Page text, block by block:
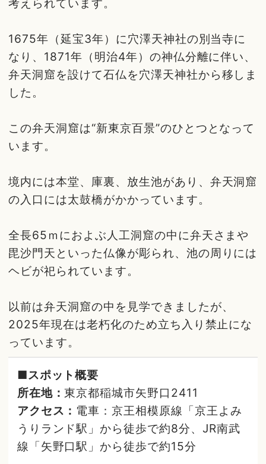
考えられています。
1675年（延宝3年）に穴澤天神社の別当寺に
なり、1871年（明治4年）の神仏分離に伴い、
弁天洞窟を設けて石仏を穴澤天神社から移しま
した。
この弁天洞窟は“新東京百景”のひとつとなって
います。
境内には本堂、庫裏、放生池があり、弁天洞窟
の入口には太鼓橋がかかっています。
全長65ｍにおよぶ人工洞窟の中に弁天さまや
毘沙門天といった仏像が彫られ、池の周りには
ヘビが祀られています。
以前は弁天洞窟の中を見学できましたが、
2025年現在は老朽化のため立ち入り禁止にな
っています。
■スポット概要
所在地：東京都稲城市矢野口2411
アクセス： 電車：京王相模原線「京王よみ
うりランド駅」から徒歩で約8分、JR南武
線「矢野口駅」から徒歩で約15分